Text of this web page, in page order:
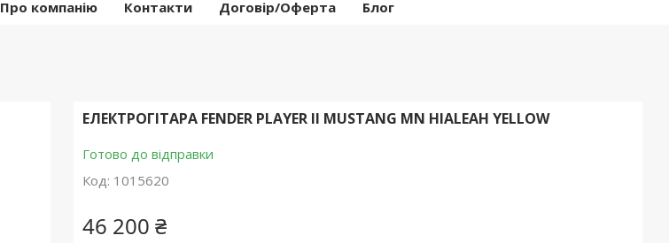
Про компанію Контакти Договір/Оферта Блог
ЕЛЕКТРОГІТАРА FENDER PLAYER II MUSTANG MN HIALEAH YELLOW
Готово до відправки
Код: 1015620
46 200 ₴